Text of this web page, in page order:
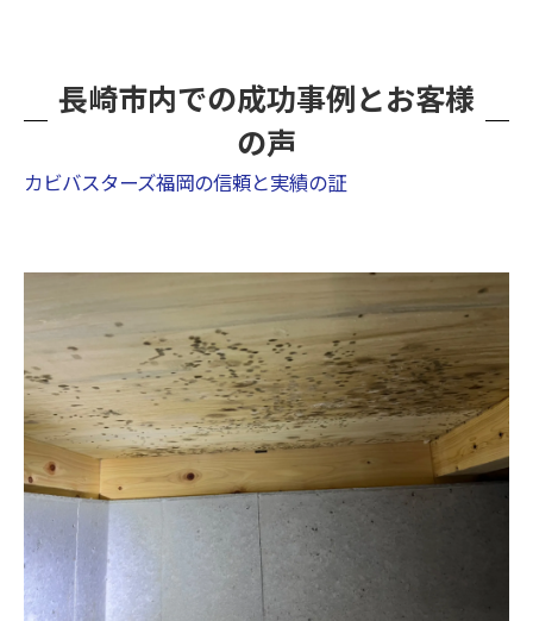
長崎市内での成功事例とお客様
の声
カビバスターズ福岡の信頼と実績の証